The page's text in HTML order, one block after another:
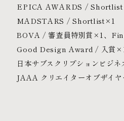
EPICA AWARDS /
MADSTARS / Shortlist×1
BOVA / 審査員特別賞×1、
Good Design Award / 入賞
日本サブスクリプションビジ
JAAA クリエイターオブザイ